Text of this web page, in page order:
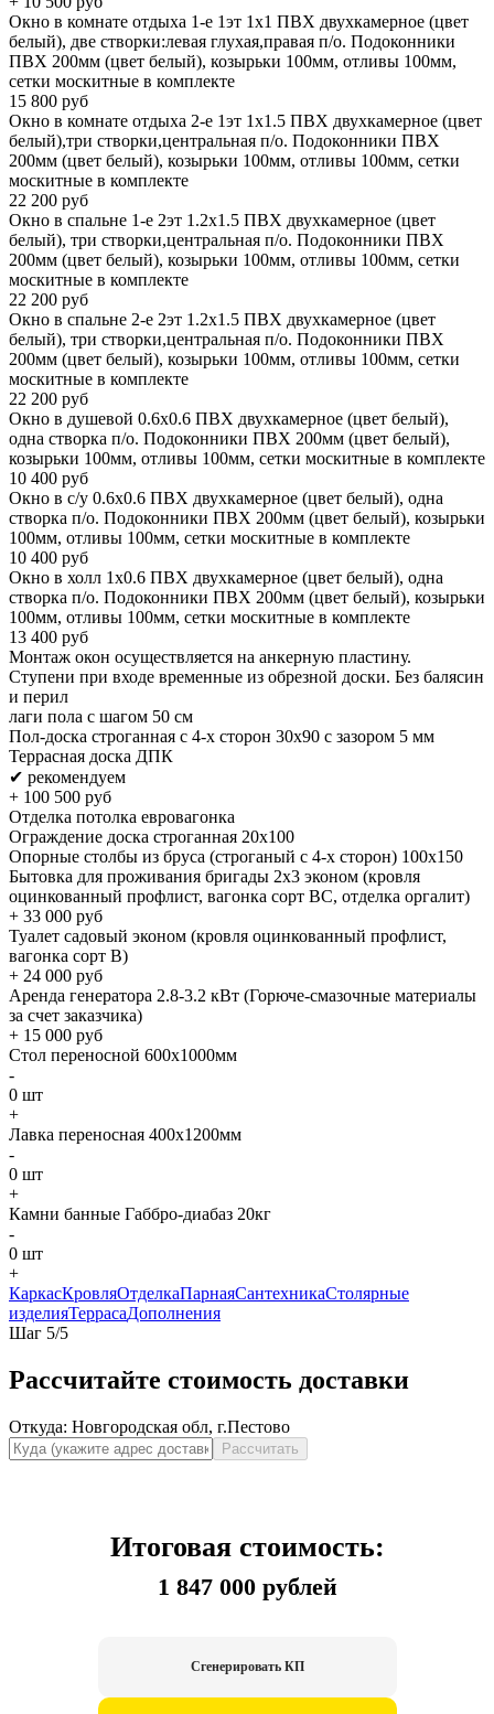
Окно в комнате отдыха 1-е 1эт 1х1 ПВХ двухкамерное (цвет
белый), две створки:левая глухая,правая п/о. Подоконники
ПВХ 200мм (цвет белый), козырьки 100мм, отливы 100мм,
сетки москитные в комплекте
15 800 руб
Окно в комнате отдыха 2-е 1эт 1х1.5 ПВХ двухкамерное (цвет
белый),три створки,центральная п/о. Подоконники ПВХ
200мм (цвет белый), козырьки 100мм, отливы 100мм, сетки
москитные в комплекте
22 200 руб
Окно в спальне 1-е 2эт 1.2х1.5 ПВХ двухкамерное (цвет
белый), три створки,центральная п/о. Подоконники ПВХ
200мм (цвет белый), козырьки 100мм, отливы 100мм, сетки
москитные в комплекте
22 200 руб
Окно в спальне 2-е 2эт 1.2х1.5 ПВХ двухкамерное (цвет
белый), три створки,центральная п/о. Подоконники ПВХ
200мм (цвет белый), козырьки 100мм, отливы 100мм, сетки
москитные в комплекте
22 200 руб
Окно в душевой 0.6х0.6 ПВХ двухкамерное (цвет белый),
одна створка п/о. Подоконники ПВХ 200мм (цвет белый),
козырьки 100мм, отливы 100мм, сетки москитные в комплекте
10 400 руб
Окно в с/у 0.6х0.6 ПВХ двухкамерное (цвет белый), одна
створка п/о. Подоконники ПВХ 200мм (цвет белый), козырьки
100мм, отливы 100мм, сетки москитные в комплекте
10 400 руб
Окно в холл 1х0.6 ПВХ двухкамерное (цвет белый), одна
створка п/о. Подоконники ПВХ 200мм (цвет белый), козырьки
100мм, отливы 100мм, сетки москитные в комплекте
13 400 руб
Монтаж окон осуществляется на анкерную пластину.
Ступени при входе временные из обрезной доски. Без балясин
и перил
лаги пола с шагом 50 см
Пол-доска строганная с 4-х сторон 30х90 с зазором 5 мм
Террасная доска ДПК
✔ рекомендуем
+ 100 500 руб
Отделка потолка евровагонка
Ограждение доска строганная 20х100
Опорные столбы из бруса (строганый с 4-х сторон) 100х150
Бытовка для проживания бригады 2x3 эконом (кровля
оцинкованный профлист, вагонка сорт BC, отделка оргалит)
+ 33 000 руб
Туалет садовый эконом (кровля оцинкованный профлист,
вагонка сорт B)
+ 24 000 руб
Аренда генератора 2.8-3.2 кВт (Горюче-смазочные материалы
за счет заказчика)
+ 15 000 руб
Стол переносной 600х1000мм
-
0 шт
+
Лавка переносная 400х1200мм
-
0 шт
+
Камни банные Габбро-диабаз 20кг
-
0 шт
+
КаркасКровляОтделкаПарнаяСантехникаСтолярные
изделияТеррасаДополнения
Шаг 5/5
Рассчитайте стоимость доставки
Откуда: Новгородская обл, г.Пестово
Рассчитать
Итоговая стоимость:
1 847 000 рублей
Сгенерировать КП